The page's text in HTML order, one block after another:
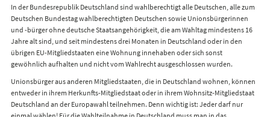
In der Bundesrepublik Deutschland sind wahlberechtigt alle Deutschen, alle zum
Deutschen Bundestag wahlberechtigten Deutschen sowie Unionsbürgerinnen
und -bürger ohne deutsche Staatsangehörigkeit, die am Wahltag mindestens 16
Jahre alt sind, und seit mindestens drei Monaten in Deutschland oder in den
übrigen EU-Mitgliedstaaten eine Wohnung innehaben oder sich sonst
gewöhnlich aufhalten und nicht vom Wahlrecht ausgeschlossen wurden.
Unionsbürger aus anderen Mitgliedstaaten, die in Deutschland wohnen, können
entweder in ihrem Herkunfts-Mitgliedstaat oder in ihrem Wohnsitz-Mitgliedstaat
Deutschland an der Europawahl teilnehmen. Denn wichtig ist: Jeder darf nur